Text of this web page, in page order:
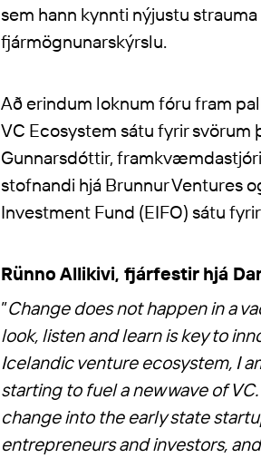
sem hann kynnti nýjustu
fjármögnunarskýrslu.
Að erindum loknum fóru fram
VC Ecosystem sátu fyrir
Gunnarsdóttir,
stofnandi hjá Brunnur Ventures
Investment Fund (EIFO) sátu
Rünno Allikivi, fjárfestir hjá
”Change does not happen in a
look, listen and learn is key to
Icelandic venture ecosystem, I
starting to fuel a new wave of
change into the early state
entrepreneurs and investors,